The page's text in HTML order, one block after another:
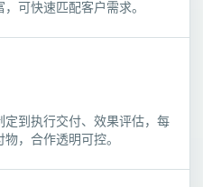
可快速匹配客户需求。
到执行交付、效果评估，每
，合作透明可控。